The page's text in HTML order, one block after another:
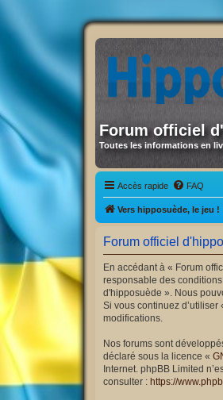
Forum officiel
Toutes les informations en
Accès rapide FAQ
Vers hipposuède, le jeu !
Forum officiel
En accédant à « Forum
responsable des
d'hipposuède ». Nous
Si vous continuez
modifications.
Nos forums sont
déclaré sous la licence «
Internet. phpBB Limited
consulter : https://